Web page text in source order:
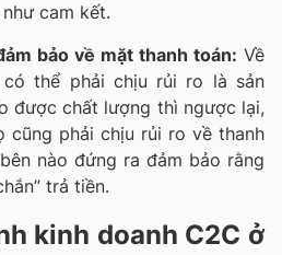
cam kết.
bảo về mặt thanh toán: Về
thể phải chịu rủi ro là sản
được chất lượng thì ngược lại,
cũng phải chịu rủi ro về thanh
nào đứng ra đảm bảo rằng
trả tiền.
kinh doanh C2C ở